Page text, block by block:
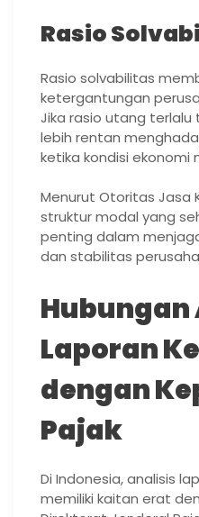
Rasio
Rasio solvabilitas
ketergantungan
Jika rasio utang terlalu
lebih rentan
ketika kondisi ekonomi
Menurut Otoritas Jasa
struktur modal yang
penting dalam
dan stabilitas
Hubungan
Laporan
dengan
Pajak
Di Indonesia, analisis
memiliki kaitan erat